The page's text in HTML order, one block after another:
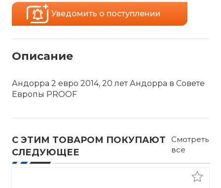
Уведомить о поступлении
Описание
Андорра 2 евро 2014, 20 лет Андорра в Совете
Европы PROOF
С ЭТИМ ТОВАРОМ ПОКУПАЮТ
СЛЕДУЮЩЕЕ
Смотреть
все